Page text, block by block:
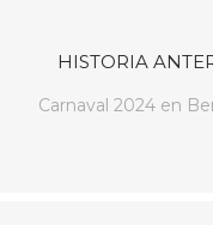
HISTORIA
Carnaval 2024 en